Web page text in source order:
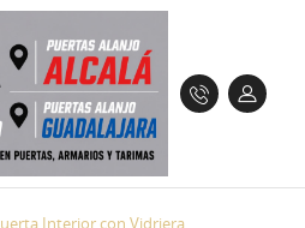
Interior con Vidriera